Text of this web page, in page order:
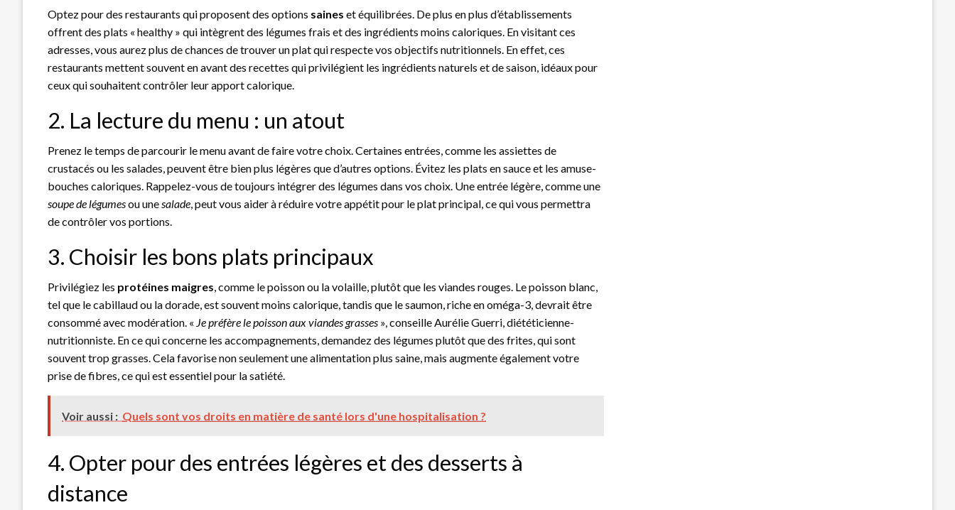
Optez pour des restaurants qui proposent des options saines et équilibrées. De plus en plus d’établissements
offrent des plats « healthy » qui intègrent des légumes frais et des ingrédients moins caloriques. En visitant ces
adresses, vous aurez plus de chances de trouver un plat qui respecte vos objectifs nutritionnels. En effet, ces
restaurants mettent souvent en avant des recettes qui privilégient les ingrédients naturels et de saison, idéaux pour
ceux qui souhaitent contrôler leur apport calorique.
2. La lecture du menu : un atout
Prenez le temps de parcourir le menu avant de faire votre choix. Certaines entrées, comme les assiettes de
crustacés ou les salades, peuvent être bien plus légères que d’autres options. Évitez les plats en sauce et les amuse-
bouches caloriques. Rappelez-vous de toujours intégrer des légumes dans vos choix. Une entrée légère, comme une
soupe de légumesou unesalade, peut vous aider à réduire votre appétit pour le plat principal, ce qui vous permettra
de contrôler vos portions.
3. Choisir les bons plats principaux
Privilégiez les protéines maigres, comme le poisson ou la volaille, plutôt que les viandes rouges. Le poisson blanc,
tel que le cabillaud ou la dorade, est souvent moins calorique, tandis que le saumon, riche en oméga-3, devrait être
consommé avec modération. « Je préfère le poisson aux viandes grasses », conseille Aurélie Guerri, diététicienne-
nutritionniste. En ce qui concerne les accompagnements, demandez des légumes plutôt que des frites, qui sont
souvent trop grasses. Cela favorise non seulement une alimentation plus saine, mais augmente également votre
prise de fibres, ce qui est essentiel pour la satiété.
Voir aussi : Quels sont vos droits en matière de santé lors d'une hospitalisation ?
4. Opter pour des entrées légères et des desserts à
distance